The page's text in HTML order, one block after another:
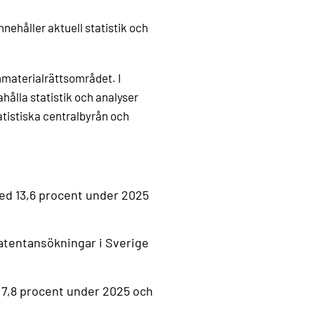
aktuell statistik och
I
statistik och analyser
centralbyrån och
13,6 procent under 2025
i Sverige
procent under 2025 och